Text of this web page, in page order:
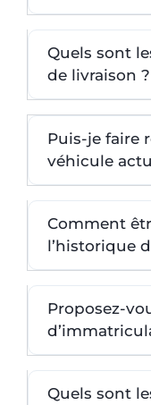
Quels sont
de livraison ?
Puis-je faire
véhicule
Comment
l’historique
Proposez-
Quels sont